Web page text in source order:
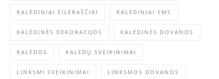
KALĖDINIAI EILĖRAŠČIAI KALĖDINIAI SMS
KALĖDINĖS DEKORACIJOS KALĖDINĖS DOVANOS
KALĖDOS KALĖDŲ SVEIKINIMAI
LINKSMI SVEIKINIMAI LINKSMOS DOVANOS